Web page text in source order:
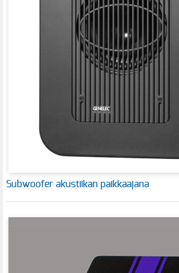
Subwoofer akustiikan paikkaajana